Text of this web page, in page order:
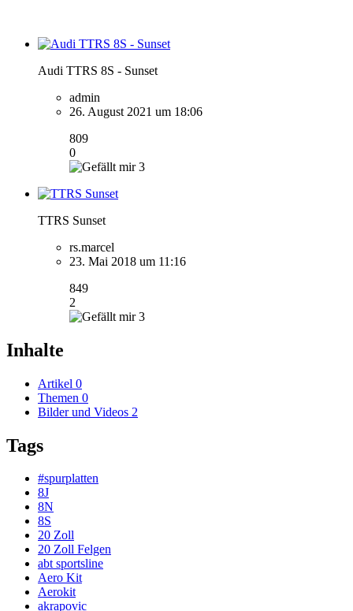
Audi TTRS 8S - Sunset
admin
26. August 2021 um 18:06
809
0
3
TTRS Sunset
rs.marcel
23. Mai 2018 um 11:16
849
2
3
Inhalte
Artikel 0
Themen 0
Bilder und Videos 2
Tags
#spurplatten
8J
8N
8S
20 Zoll
20 Zoll Felgen
abt sportsline
Aero Kit
Aerokit
akrapovic